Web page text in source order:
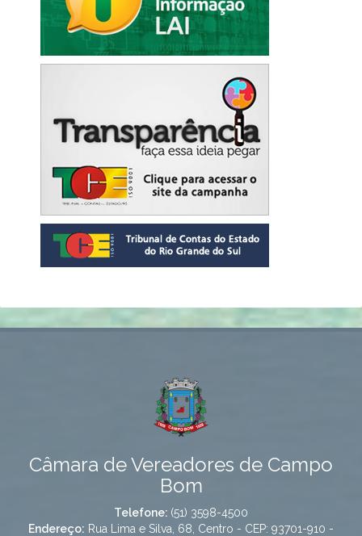
Câmara de Vereadores de Campo
Bom
Telefone: (51) 3598-4500
Endereço: Rua Lima e Silva, 68, Centro - CEP: 93701-910 -